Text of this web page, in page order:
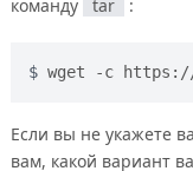
команду
tar :
wget -c
Если вы не укажете
вам, какой вариант